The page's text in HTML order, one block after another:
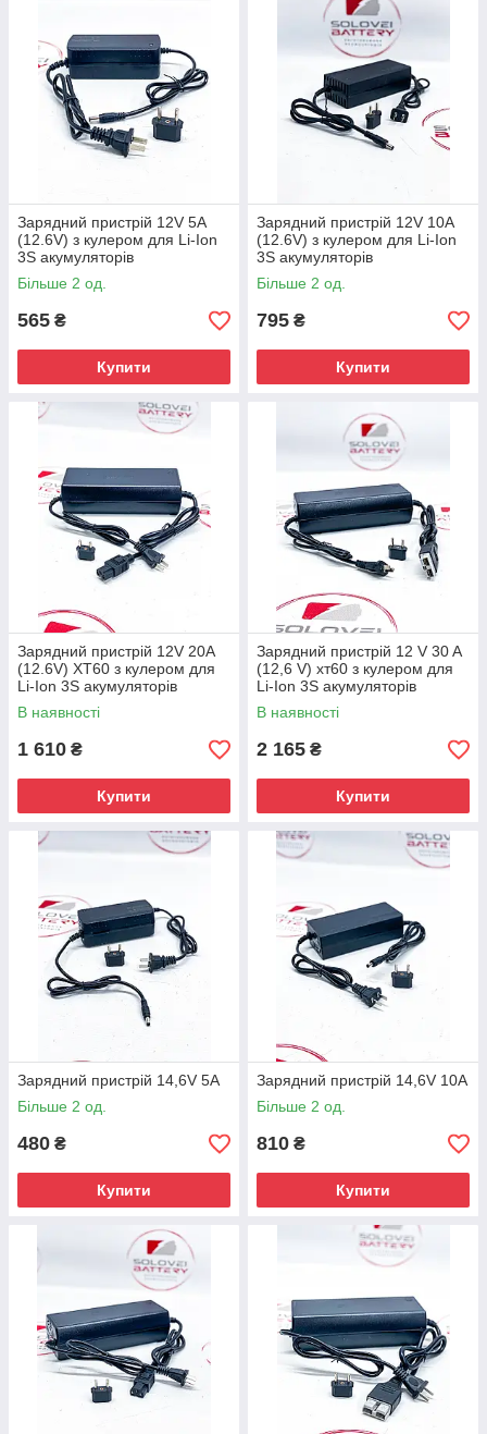
Зарядний пристрій 12V 5A
(12.6V) з кулером для Li-Ion
3S акумуляторів
Більше 2 од.
565 ₴
Купити
Зарядний пристрій 12V 10A
(12.6V) з кулером для Li-Ion
3S акумуляторів
Більше 2 од.
795 ₴
Купити
Зарядний пристрій 12V 20A
(12.6V) ХТ60 з кулером для
Li-Ion 3S акумуляторів
В наявності
1 610 ₴
Купити
Зарядний пристрій 12 V 30 A
(12,6 V) хт60 з кулером для
Li-Ion 3S акумуляторів
В наявності
2 165 ₴
Купити
Зарядний пристрій 14,6V 5A
Більше 2 од.
480 ₴
Купити
Зарядний пристрій 14,6V 10A
Більше 2 од.
810 ₴
Купити